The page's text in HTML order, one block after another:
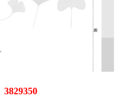
3829350